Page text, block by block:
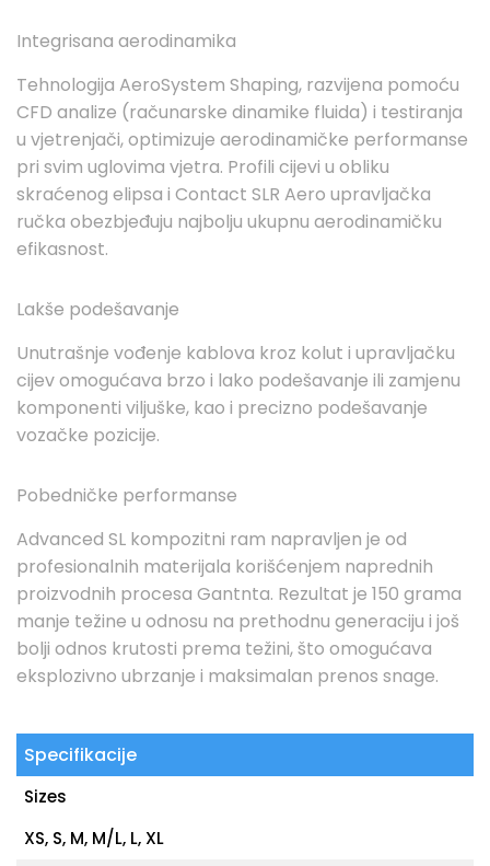
Integrisana aerodinamika
Tehnologija AeroSystem Shaping, razvijena pomoću
CFD analize (računarske dinamike fluida) i testiranja
u vjetrenjači, optimizuje aerodinamičke performanse
pri svim uglovima vjetra. Profili cijevi u obliku
skraćenog elipsa i Contact SLR Aero upravljačka
ručka obezbjeđuju najbolju ukupnu aerodinamičku
efikasnost.
Lakše podešavanje
Unutrašnje vođenje kablova kroz kolut i upravljačku
cijev omogućava brzo i lako podešavanje ili zamjenu
komponenti viljuške, kao i precizno podešavanje
vozačke pozicije.
Pobedničke performanse
Advanced SL kompozitni ram napravljen je od
profesionalnih materijala korišćenjem naprednih
proizvodnih procesa Gantnta. Rezultat je 150 grama
manje težine u odnosu na prethodnu generaciju i još
bolji odnos krutosti prema težini, što omogućava
eksplozivno ubrzanje i maksimalan prenos snage.
Specifikacije
Sizes
XS, S, M, M/L, L, XL